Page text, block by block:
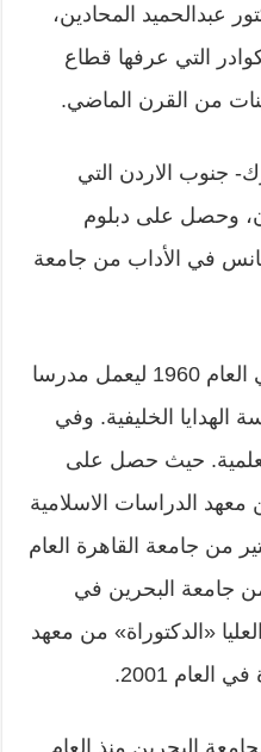
عبدالحميد المحادين،
التي عرفها قطاع
من القرن الماضي.
جنوب الاردن التي
وحصل على دبلوم
في الأداب من جامعة
انتقل الراحل إلى البحرين في العام 1960 ليعمل مدرسا
الهدايا الخليفية. وفي
حيث حصل على
معهد الدراسات الاسلامية
من جامعة القاهرة العام
من جامعة البحرين في
العليا «الدكتوراة» من معهد
العام 2001.